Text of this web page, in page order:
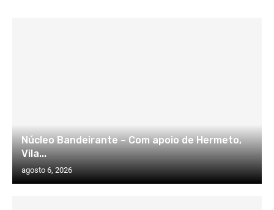
Núcleo Bandeirante – Com apoio de Hermeto,
Vila...
agosto 6, 2026